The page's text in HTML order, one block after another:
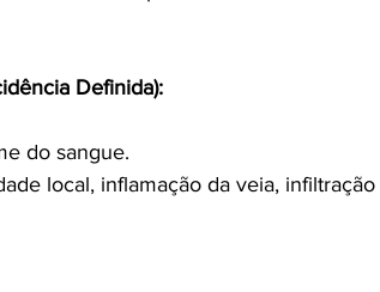
Definida):
do sangue.
local, inflamação da veia, infiltração